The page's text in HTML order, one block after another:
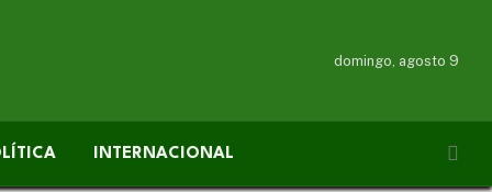
domingo, agosto 9
INTERNACIONAL